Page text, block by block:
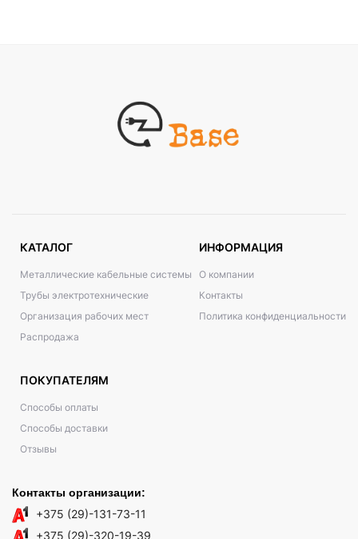
КАТАЛОГ
Металлические кабельные системы
Трубы электротехнические
Организация рабочих мест
Распродажа
ИНФОРМАЦИЯ
О компании
Контакты
Политика конфиденциальности
ПОКУПАТЕЛЯМ
Способы оплаты
Способы доставки
Отзывы
Контакты организации:
+375 (29)-131-73-11
+375 (29)-320-19-39